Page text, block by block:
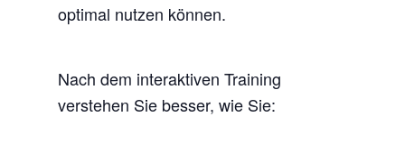
optimal nutzen können.
Nach dem interaktiven Training
verstehen Sie besser, wie Sie: